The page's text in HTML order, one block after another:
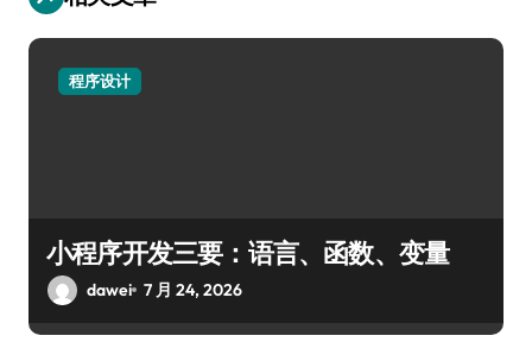
程序设计
小程序开发三要：语言、函数、变量
dawei 7 月 24, 2026